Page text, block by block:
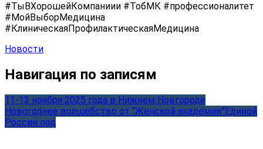
#ТыВХорошейКомпаниии #ТобМК #профессионалитет
#МойВыборМедицина
#КлиническаяПрофилактическаяМедицина
Новости
Навигация по записям
11-13 ноября 2025 года в Нижнем Новгороде
Новогоднее волшебство от “Женской академии”Единой
России под